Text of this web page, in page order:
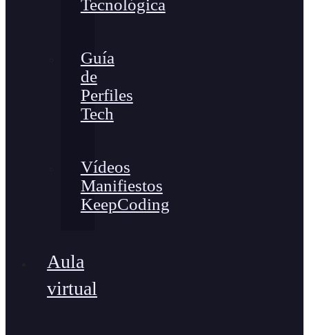
Tecnológica
Guía
de
Perfiles
Tech
Vídeos
Manifiestos
KeepCoding
Aula
virtual